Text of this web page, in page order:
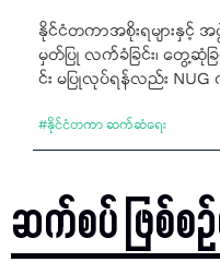
နိုင်ငံတကာအစိုးရများနှင့်
မှတ်ပြု လက်ခံခြင်း၊ တွေ့ဆုံခြ
င်း မပြုလုပ်ရန်လည်း
#နိုင်ငံတကာ ဆက်ဆံရေး
ဆက်စပ် ဖြစ်စဉ်